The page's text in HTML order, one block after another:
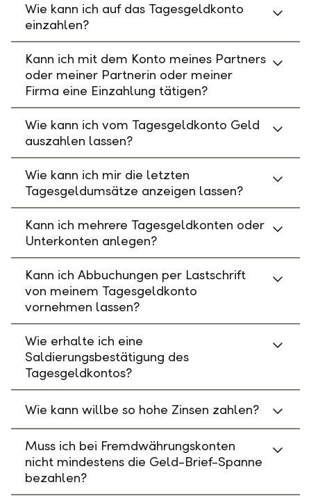
Wie kann ich auf das Tagesgeldkonto
einzahlen?
Kann ich mit dem Konto meines Partners
oder meiner Partnerin oder meiner
Firma eine Einzahlung tätigen?
Wie kann ich vom Tagesgeldkonto Geld
auszahlen lassen?
Wie kann ich mir die letzten
Tagesgeldumsätze anzeigen lassen?
Kann ich mehrere Tagesgeldkonten oder
Unterkonten anlegen?
Kann ich Abbuchungen per Lastschrift
von meinem Tagesgeldkonto
vornehmen lassen?
Wie erhalte ich eine
Saldierungsbestätigung des
Tagesgeldkontos?
Wie kann willbe so hohe Zinsen zahlen?
Muss ich bei Fremdwährungskonten
nicht mindestens die Geld-Brief-Spanne
bezahlen?